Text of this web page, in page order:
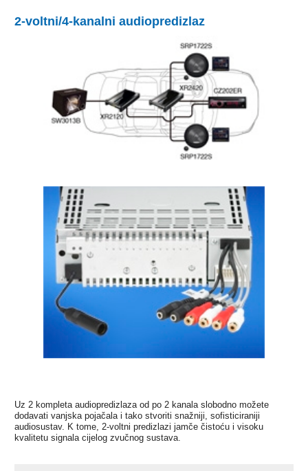
2-voltni/4-kanalni audiopredizlaz
Uz 2 kompleta audiopredizlaza od po 2 kanala slobodno možete
dodavati vanjska pojačala i tako stvoriti snažniji, sofisticiraniji
audiosustav. K tome, 2-voltni predizlazi jamče čistoću i visoku
kvalitetu signala cijelog zvučnog sustava.